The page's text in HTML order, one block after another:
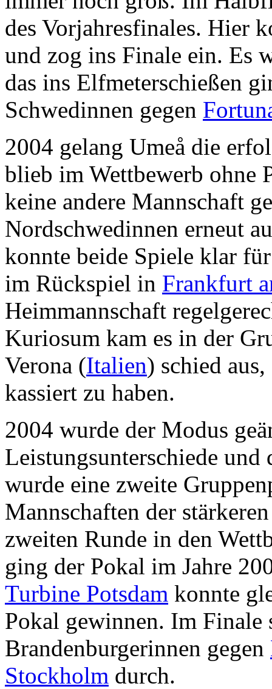
des Vorjahresfinales. Hier
und zog ins Finale ein. Es
das ins Elfmeterschießen
Schwedinnen gegen
2004 gelang Umeå die
blieb im Wettbewerb ohne
keine andere Mannschaft
Nordschwedinnen erneut
konnte beide Spiele klar
im Rückspiel in Frankfurt
Heimmannschaft
Kuriosum kam es in der
Verona (Italien) schied
kassiert zu haben.
2004 wurde der Modus
Leistungsunterschiede und
wurde eine zweite
Mannschaften der
zweiten Runde in den
ging der Pokal im Jahre
Turbine Potsdam konnte
Pokal gewinnen. Im Finale
Brandenburgerinnen gegen
Stockholm durch.